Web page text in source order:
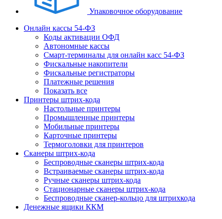
Упаковочное оборудование
Онлайн кассы 54-ФЗ
Коды активации ОФД
Автономные кассы
Смарт-терминалы для онлайн касс 54-ФЗ
Фискальные накопители
Фискальные регистраторы
Платежные решения
Показать все
Принтеры штрих-кода
Настольные принтеры
Промышленные принтеры
Мобильные принтеры
Карточные принтеры
Термоголовки для принтеров
Сканеры штрих-кода
Беспроводные сканеры штрих-кода
Встраиваемые сканеры штрих-кода
Ручные сканеры штрих-кода
Стационарные сканеры штрих-кода
Беспроводные сканер-кольцо для штрихкода
Денежные ящики ККМ